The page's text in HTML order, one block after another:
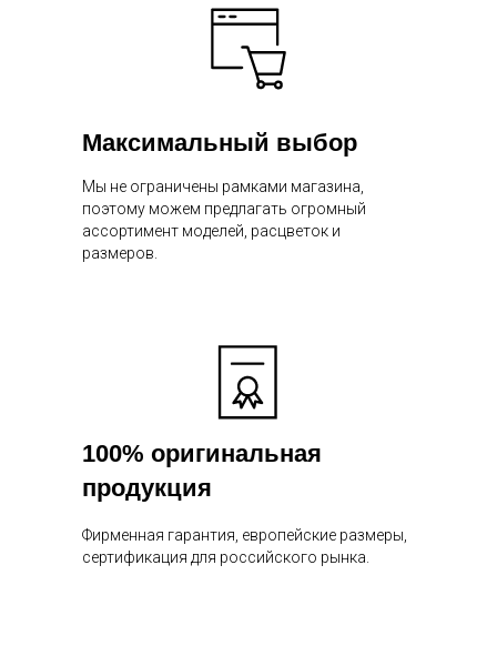
Мы не ограничены рамками магазина,
поэтому можем предлагать огромный
ассортимент моделей, расцветок и
размеров.
Фирменная гарантия, европейские размеры,
сертификация для российского рынка.
100% оригинальная
продукция
Максимальный выбор